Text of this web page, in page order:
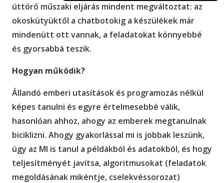
úttörő műszaki eljárás mindent megváltoztat: az
okoskütyüktől a chatbotokig a készülékek már
mindenütt ott vannak, a feladatokat könnyebbé
és gyorsabbá teszik.
Hogyan működik?
Állandó emberi utasítások és programozás nélkül
képes tanulni és egyre értelmesebbé válik,
hasonlóan ahhoz, ahogy az emberek megtanulnak
biciklizni. Ahogy gyakorlással mi is jobbak leszünk,
úgy az MI is tanul a példákból és adatokból, és hogy
teljesítményét javítsa, algoritmusokat (feladatok
megoldásának mikéntje, cselekvéssorozat)